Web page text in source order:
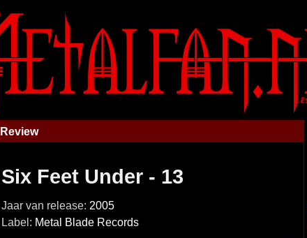
Review
Six Feet Under - 13
Jaar van release: 2005
Label: Metal Blade Records